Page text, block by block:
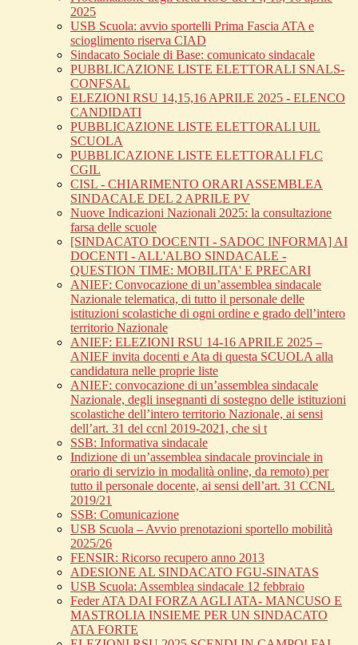
2025
USB Scuola: avvio sportelli Prima Fascia ATA e
scioglimento riserva CIAD
Sindacato Sociale di Base: comunicato sindacale
PUBBLICAZIONE LISTE ELETTORALI SNALS-
CONFSAL
ELEZIONI RSU 14,15,16 APRILE 2025 - ELENCO
CANDIDATI
PUBBLICAZIONE LISTE ELETTORALI UIL
SCUOLA
PUBBLICAZIONE LISTE ELETTORALI FLC
CGIL
CISL - CHIARIMENTO ORARI ASSEMBLEA
SINDACALE DEL 2 APRILE PV
Nuove Indicazioni Nazionali 2025: la consultazione
farsa delle scuole
[SINDACATO DOCENTI - SADOC INFORMA] AI
DOCENTI - ALL'ALBO SINDACALE -
QUESTION TIME: MOBILITA' E PRECARI
ANIEF: Convocazione di un’assemblea sindacale
Nazionale telematica, di tutto il personale delle
istituzioni scolastiche di ogni ordine e grado dell’intero
territorio Nazionale
ANIEF: ELEZIONI RSU 14-16 APRILE 2025 –
ANIEF invita docenti e Ata di questa SCUOLA alla
candidatura nelle proprie liste
ANIEF: convocazione di un’assemblea sindacale
Nazionale, degli insegnanti di sostegno delle istituzioni
scolastiche dell’intero territorio Nazionale, ai sensi
dell’art. 31 del ccnl 2019-2021, che si t
SSB: Informativa sindacale
Indizione di un’assemblea sindacale provinciale in
orario di servizio in modalità online, da remoto) per
tutto il personale docente, ai sensi dell’art. 31 CCNL
2019/21
SSB: Comunicazione
USB Scuola – Avvio prenotazioni sportello mobilità
2025/26
FENSIR: Ricorso recupero anno 2013
ADESIONE AL SINDACATO FGU-SINATAS
USB Scuola: Assemblea sindacale 12 febbraio
Feder ATA DAI FORZA AGLI ATA- MANCUSO E
MASTROLIA INSIEME PER UN SINDACATO
ATA FORTE